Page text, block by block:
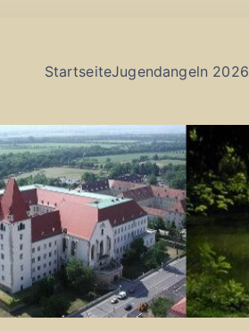
StartseiteJugendangeln 2026